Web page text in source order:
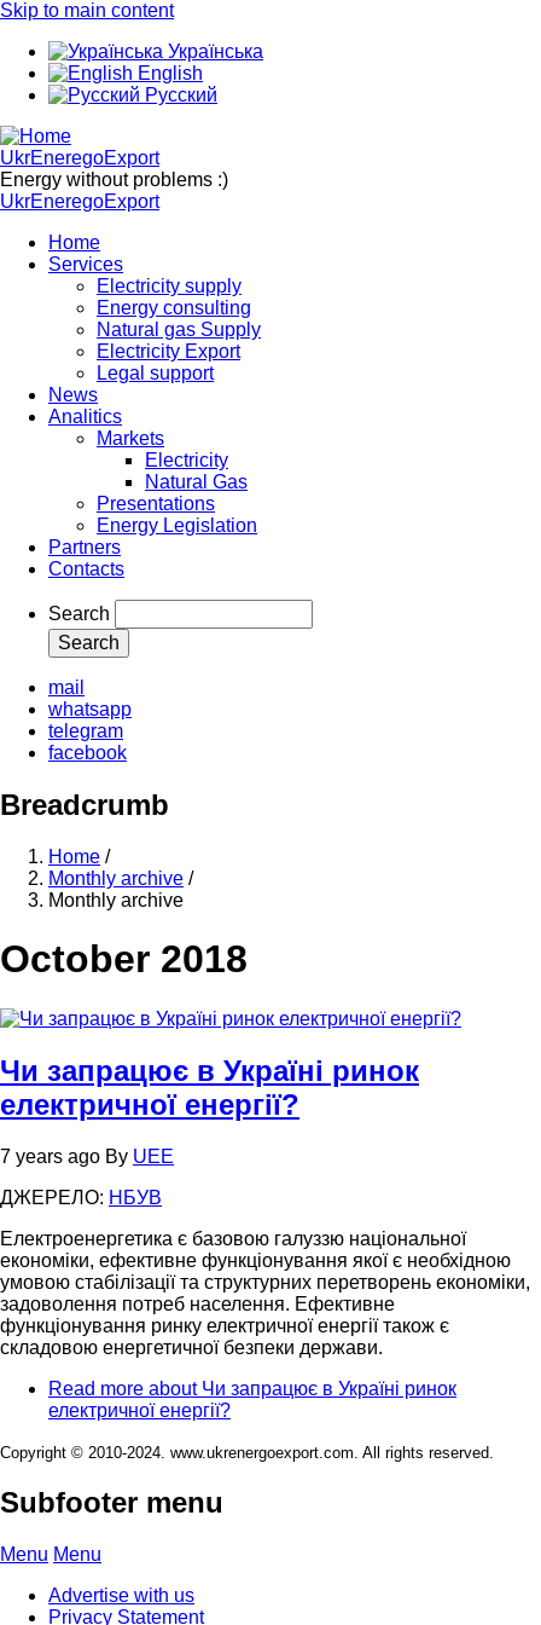
Skip to main content
Українська
English
Русский
UkrEneregoExport
Energy without problems :)
UkrEneregoExport
Home
Services
Electricity supply
Energy consulting
Natural gas Supply
Electricity Export
Legal support
News
Analitics
Markets
Electricity
Natural Gas
Presentations
Energy Legislation
Partners
Contacts
Search
mail
whatsapp
telegram
facebook
Breadcrumb
Home /
Monthly archive /
Monthly archive
October 2018
Чи запрацює в Україні ринок
електричної енергії?
7 years ago By UEE
ДЖЕРЕЛО: НБУВ
Електроенергетика є базовою галуззю національної
економіки, ефективне функціонування якої є необхідною
умовою стабілізації та структурних перетворень економіки,
задоволення потреб населення. Ефективне
функціонування ринку електричної енергії також є
складовою енергетичної безпеки держави.
Read more about Чи запрацює в Україні ринок
електричної енергії?
Copyright © 2010-2024. www.ukrenergoexport.com. All rights reserved.
Subfooter menu
Menu Menu
Advertise with us
Privacy Statement